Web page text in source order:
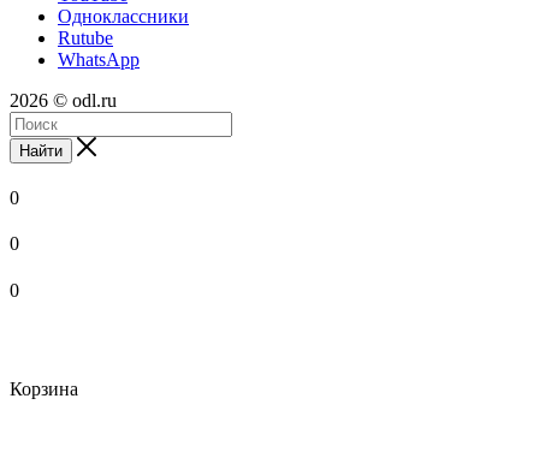
Одноклассники
Rutube
WhatsApp
2026 © odl.ru
Найти
0
0
0
Корзина